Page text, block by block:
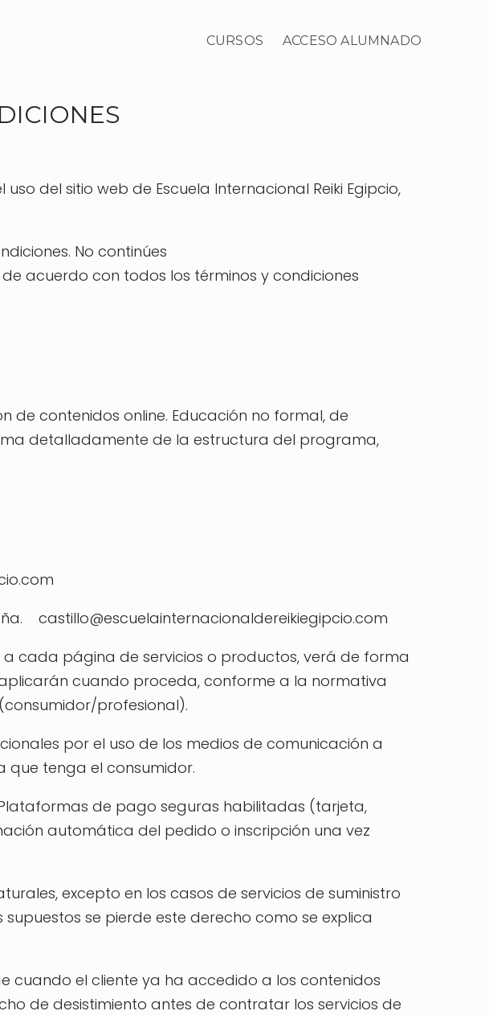
CURSOS ACCESO ALUMNADO
del sitio web de Escuela Internacional Reiki Egipcio,
No continúes
acuerdo con todos los términos y condiciones
de contenidos online. Educación no formal, de
detalladamente de la estructura del programa,
castillo@escuelainternacionaldereikiegipcio.com
cada página de servicios o productos, verá de forma
cuando proceda, conforme a la normativa
profesional).
por el uso de los medios de comunicación a
que tenga el consumidor.
de pago seguras habilitadas (tarjeta,
automática del pedido o inscripción una vez
excepto en los casos de servicios de suministro
se pierde este derecho como se explica
cuando el cliente ya ha accedido a los contenidos
de desistimiento antes de contratar los servicios de